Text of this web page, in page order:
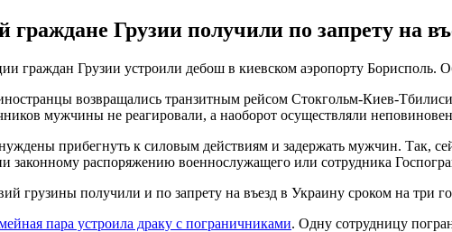
граждане Грузии получили по запрету на
граждан Грузии устроили дебош в киевском аэропорту Борисполь.
возвращались транзитным рейсом Стокгольм-Киев-
мужчины не реагировали, а наоборот осуществляли
прибегнуть к силовым действиям и задержать мужчин. Так,
законному распоряжению военнослужащего или сотрудника
грузины получили и по запрету на въезд в Украину сроком на три
пара устроила драку с пограничниками. Одну сотрудницу